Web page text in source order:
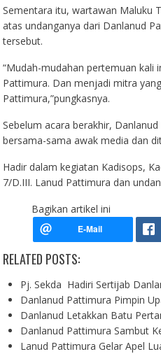
Sementara itu, wartawan Maluku
atas undanganya dari Danlanud
tersebut.
“Mudah-mudahan pertemuan kali
Pattimura. Dan menjadi mitra
Pattimura,”pungkasnya.
Sebelum acara berakhir,
bersama-sama awak media dan
Hadir dalam kegiatan Kadisops,
7/D.III. Lanud Pattimura dan
Bagikan artikel ini
RELATED POSTS:
Pj. Sekda Hadiri Sertijab
Danlanud Pattimura Pimpin
Danlanud Letakkan Batu
Danlanud Pattimura Sambut
Lanud Pattimura Gelar Apel